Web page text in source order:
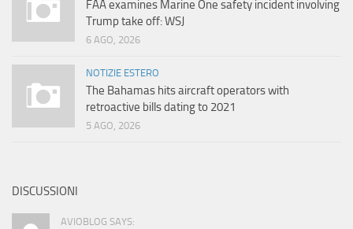
FAA examines Marine One safety incident involving
Trump take off: WSJ
6 AGO, 2026
NOTIZIE ESTERO
The Bahamas hits aircraft operators with
retroactive bills dating to 2021
5 AGO, 2026
DISCUSSIONI
AVIOBLOG SAYS: